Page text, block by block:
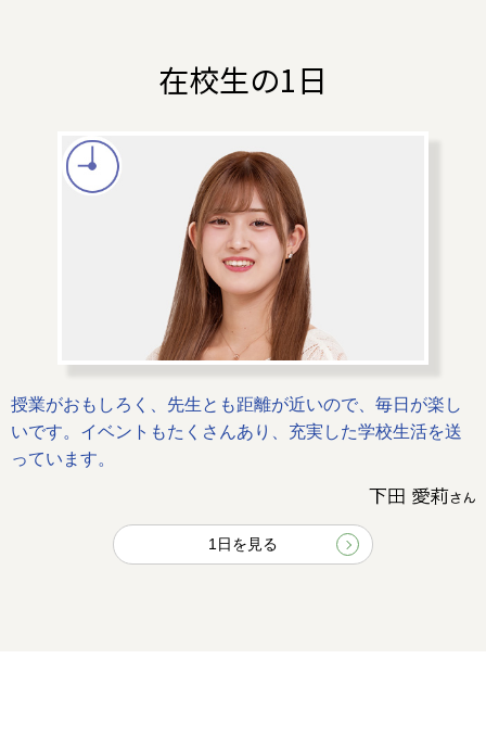
在校生の1日
授業がおもしろく、先生とも距離が近いので、毎日が楽し
いです。イベントもたくさんあり、充実した学校生活を送
っています。
1日を見る